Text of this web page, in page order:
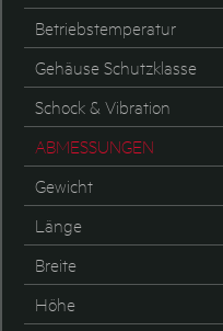
Betriebstemperatur
Gehäuse Schutzklasse
Schock & Vibration
ABMESSUNGEN
Gewicht
Länge
Breite
Höhe